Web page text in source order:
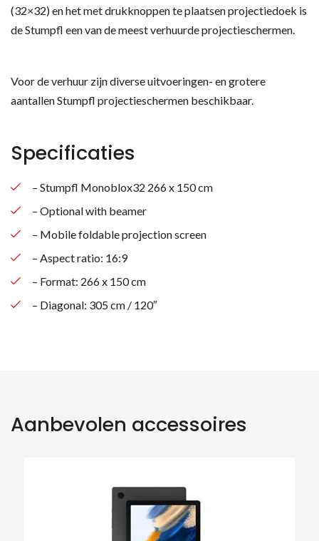
(32×32) en het met drukknoppen te plaatsen projectiedoek is
de Stumpfl een van de meest verhuurde projectieschermen.
Voor de verhuur zijn diverse uitvoeringen- en grotere
aantallen Stumpfl projectieschermen beschikbaar.
Specificaties
– Stumpfl Monoblox32 266 x 150 cm
– Optional with beamer
– Mobile foldable projection screen
– Aspect ratio: 16:9
– Format: 266 x 150 cm
– Diagonal: 305 cm / 120″
Aanbevolen accessoires